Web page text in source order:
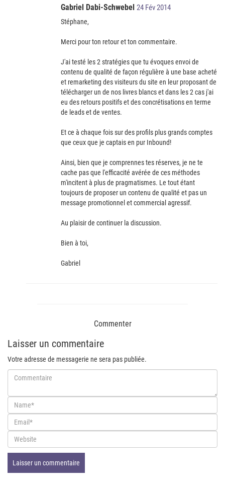
Gabriel Dabi-Schwebel 24 Fév 2014
Stéphane,
Merci pour ton retour et ton commentaire.
J'ai testé les 2 stratégies que tu évoques envoi de
contenu de qualité de façon régulière à une base acheté
et remarketing des visiteurs du site en leur proposant de
télécharger un de nos livres blancs et dans les 2 cas j'ai
eu des retours positifs et des concrétisations en terme
de leads et de ventes.
Et ce à chaque fois sur des profils plus grands comptes
que ceux que je captais en pur Inbound!
Ainsi, bien que je comprennes tes réserves, je ne te
cache pas que l'efficacité avérée de ces méthodes
m'incitent à plus de pragmatismes. Le tout étant
toujours de proposer un contenu de qualité et pas un
message promotionnel et commercial agressif.
Au plaisir de continuer la discussion.
Bien à toi,
Gabriel
Commenter
Laisser un commentaire
Votre adresse de messagerie ne sera pas publiée.